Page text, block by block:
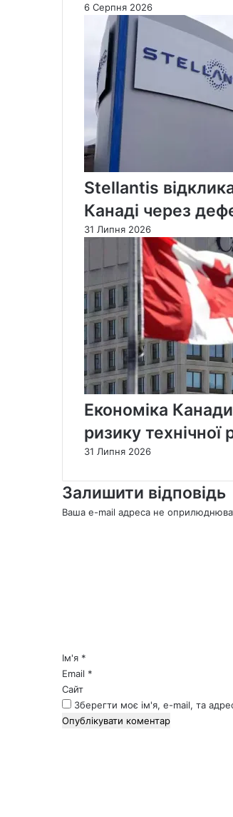
6 Серпня 2026
Stellantis
Канаді через
31 Липня 2026
Економіка
ризику технічної
31 Липня 2026
Залишити відповідь
Ваша e-mail адреса не
*Ім'я *
Email *
Сайт
Зберегти моє ім'я, e-mail, та